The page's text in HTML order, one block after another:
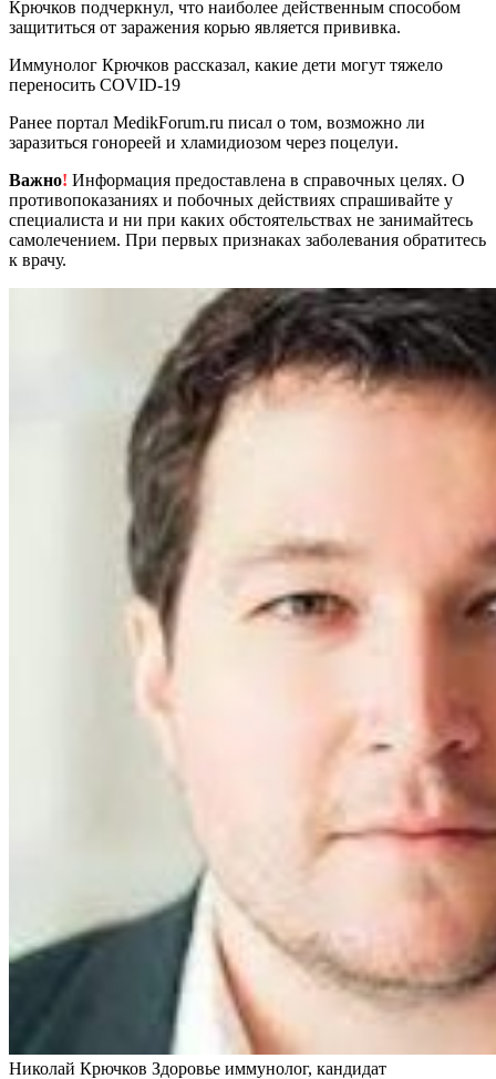
Крючков подчеркнул, что наиболее действенным способом
защититься от заражения корью является прививка.
Иммунолог Крючков рассказал, какие дети могут тяжело
переносить COVID-19
Ранее портал MedikForum.ru писал о том, возможно ли
заразиться гонореей и хламидиозом через поцелуи.
Важно! Информация предоставлена в справочных целях. О
противопоказаниях и побочных действиях спрашивайте у
специалиста и ни при каких обстоятельствах не занимайтесь
самолечением. При первых признаках заболевания обратитесь
к врачу.
Николай Крючков Здоровье иммунолог, кандидат